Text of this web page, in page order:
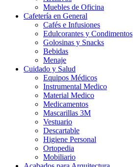
Muebles de Oficina
Cafetería en General
Cafés e Infusiones
Edulcorantes y Condimentos
Golosinas y Snacks
Bebidas
Menaje
Cuidado y Salud
Equipos Médicos
Instrumental Medico
Material Medico
Medicamentos
Mascarillas 3M
Vestuario
Descartable
Higiene Personal
Ortopedia
Mobiliario